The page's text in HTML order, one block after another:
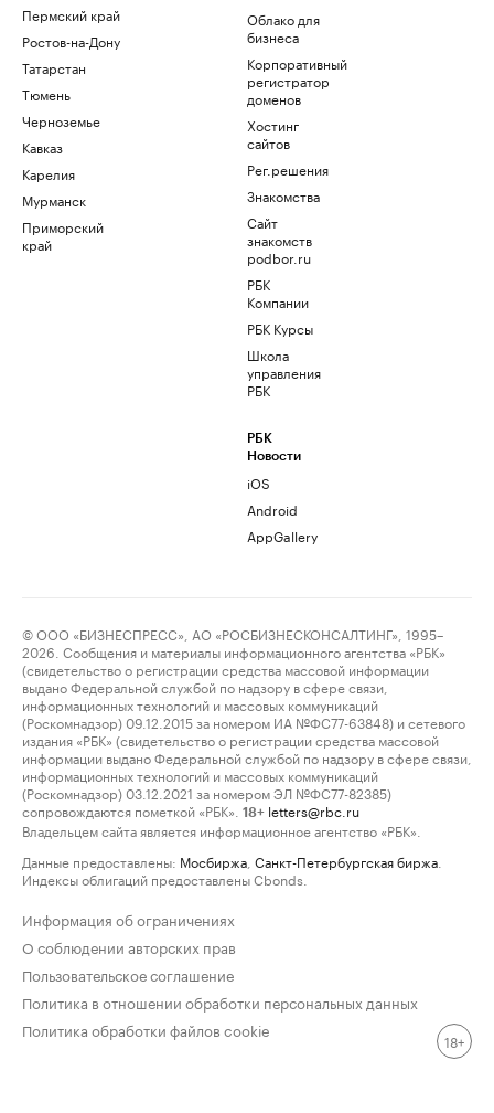
Пермский край
Ростов-на-Дону
Татарстан
Тюмень
Черноземье
Кавказ
Карелия
Мурманск
Приморский
край
Облако для
бизнеса
Корпоративный
регистратор
доменов
Хостинг
сайтов
Рег.решения
Знакомства
Сайт
знакомств
podbor.ru
РБК
Компании
РБК Курсы
Школа
управления
РБК
РБК
Новости
iOS
Android
AppGallery
© ООО «БИЗНЕСПРЕСС», АО «РОСБИЗНЕСКОНСАЛТИНГ», 1995–
2026. Сообщения и материалы информационного агентства «РБК»
(свидетельство о регистрации средства массовой информации
выдано Федеральной службой по надзору в сфере связи,
информационных технологий и массовых коммуникаций
(Роскомнадзор) 09.12.2015 за номером ИА №ФС77-63848) и сетевого
издания «РБК» (свидетельство о регистрации средства массовой
информации выдано Федеральной службой по надзору в сфере связи,
информационных технологий и массовых коммуникаций
(Роскомнадзор) 03.12.2021 за номером ЭЛ №ФС77-82385)
сопровождаются пометкой «РБК».
18+ letters@rbc.ru
Владельцем сайта является информационное агентство «РБК».
Данные предоставлены: Мосбиржа Санкт-Петербургская биржа
Индексы облигаций предоставлены Cbonds.
Информация об ограничениях
О соблюдении авторских прав
Пользовательское соглашение
Политика в отношении обработки персональных данных
Политика обработки файлов cookie
18+